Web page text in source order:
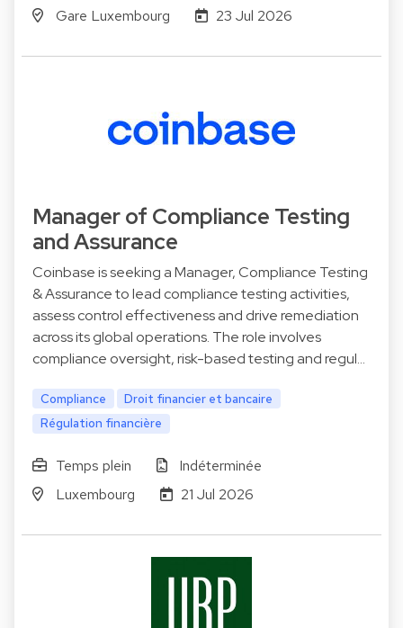
Gare Luxembourg
23 Jul 2026
Manager of Compliance Testing
and Assurance
Coinbase is seeking a Manager, Compliance Testing
& Assurance to lead compliance testing activities,
assess control effectiveness and drive remediation
across its global operations. The role involves
compliance oversight, risk-based testing and regul…
Compliance
Droit financier et bancaire
Régulation financière
Temps plein
Indéterminée
Luxembourg
21 Jul 2026